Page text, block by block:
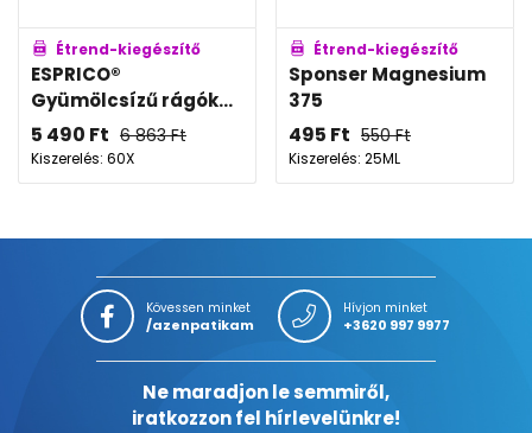
Étrend-kiegészítő
ESPRICO®
Gyümölcsízű rágók...
5 490 Ft 6 863Ft
Kiszerelés: 60X
Étrend-kiegészítő
Sponser Magnesium
375
495 Ft 550Ft
Kiszerelés: 25ML
Kövessen minket
/azenpatikam
Hívjon minket
+3620 997 9977
Ne maradjon le semmiről,
iratkozzon fel hírlevelünkre!